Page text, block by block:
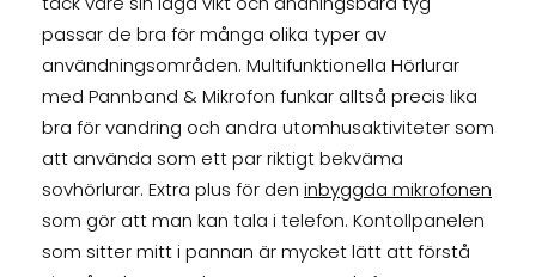
passar de bra för många olika typer av
användningsområden. Multifunktionella Hörlurar
med Pannband & Mikrofon funkar alltså precis lika
bra för vandring och andra utomhusaktiviteter som
att använda som ett par riktigt bekväma
sovhörlurar. Extra plus för den inbyggda mikrofonen
som gör att man kan tala i telefon. Kontollpanelen
som sitter mitt i pannan är mycket lätt att förstå